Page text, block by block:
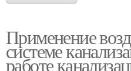
Применение
системе
работе